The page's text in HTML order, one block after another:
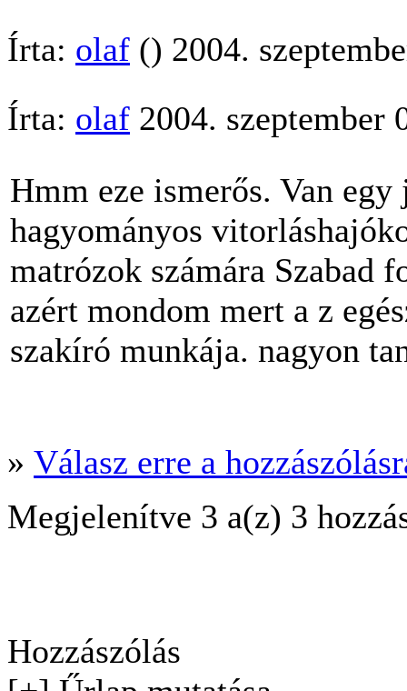
Írta: olaf () 2004.
Írta: olaf 2004. szeptember
Hmm eze ismerős. Van
hagyományos
matrózok számára Szabad
azért mondom mert a z
szakíró munkája. nagyon
» Válasz erre a
Megjelenítve 3 a(z) 3
Hozzászólás